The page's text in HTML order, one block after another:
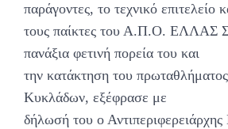
παράγοντες, το τεχνικό επιτελείο
τους παίκτες του Α.Π.Ο. ΕΛΛΑΣ
πανάξια φετινή πορεία του και
την κατάκτηση του
Κυκλάδων, εξέφρασε με
δήλωσή του ο